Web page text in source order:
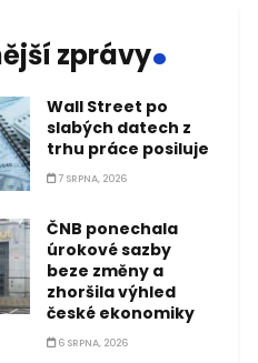
zprávy.
Wall Street po
slabých datech z
trhu práce posiluje
7 SRPNA, 2026
ČNB ponechala
úrokové sazby
beze změny a
zhoršila výhled
české ekonomiky
6 SRPNA, 2026